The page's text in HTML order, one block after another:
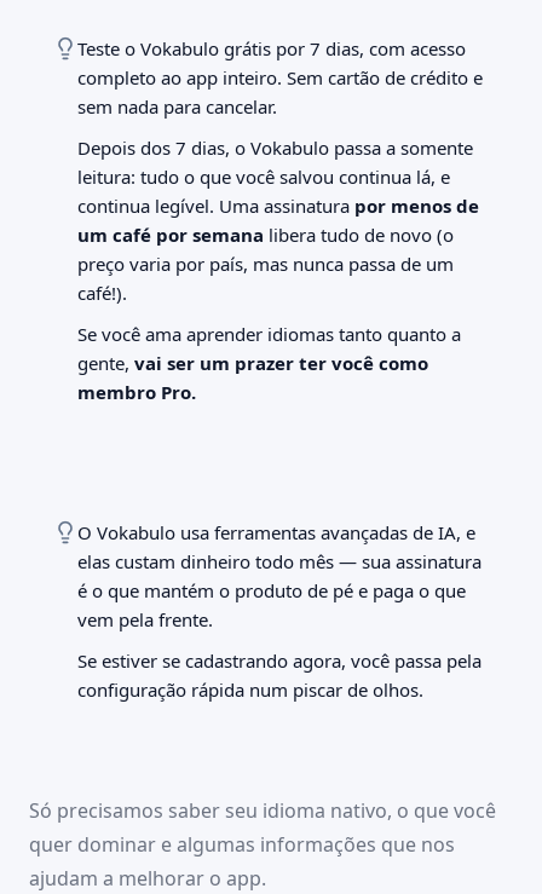
AI Flashcards for Real Life
Compartilhar
AVALIAÇÕES
AGE
RATING
CATEGORY
Education
DEVELOPER
Teste o Vokabulo grátis por 7 dias, com acesso
completo ao app inteiro. Sem cartão de crédito e
sem nada para cancelar.
Depois dos 7 dias, o Vokabulo passa a somente
leitura: tudo o que você salvou continua lá, e
continua legível. Uma assinatura por menos de
um café por semana libera tudo de novo (o
preço varia por país, mas nunca passa de um
café!).
Se você ama aprender idiomas tanto quanto a
gente, vai ser um prazer ter você como
membro Pro.
confiança
para dizer tudo.
Palavras ilimitadaspara salvar quantas quiser
Cenas ilimitadasdão as palavras certas para
qualquer situação
E muito maisrecursos para falar com confiança
Cobrado 69,99 €/ano
por mês
Pro Mensal
Renova automaticamente por 69,99 €/ano até o
cancelamento. Cancele quando quiser.
Redeem Code Terms Privacy
Buscar
Bem-vindo, Thiago
127
8.320
Recomendar o Vokabulo
Idiomas
Estudar
Sequência
adora melhorar em
idiomas?Saiba mais…
Compartilhar o
O Vokabulo usa ferramentas avançadas de IA, e
elas custam dinheiro todo mês — sua assinatura
é o que mantém o produto de pé e paga o que
vem pela frente.
Se estiver se cadastrando agora, você passa pela
configuração rápida num piscar de olhos.
Vokabulo
Aprenda vocabulário do jeito que sua vida realmente
Só precisamos saber seu idioma nativo, o que você
quer dominar e algumas informações que nos
ajudam a melhorar o app.